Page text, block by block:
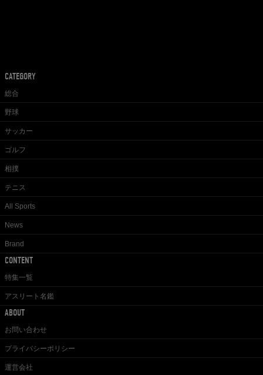
CATEGORY
総合
野球
サッカー
ゴルフ
相撲
テニス
All Sports
News
Brand
CONTENT
特集一覧
アスリート名鑑
ABOUT
お問い合わせ
プライバシーポリシー
運営会社